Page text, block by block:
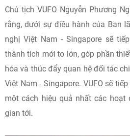
Chủ tịch VUFO Nguyễn Phương
rằng, dưới sự điều hành của Ban
nghị Việt Nam - Singapore sẽ
thành tích mới to lớn, góp phần
hóa và thúc đẩy quan hệ đối tác
Việt Nam - Singapore. VUFO sẽ
một cách hiệu quả nhất các hoạt
gian tới.